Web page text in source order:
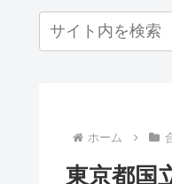
ホーム
東京都国